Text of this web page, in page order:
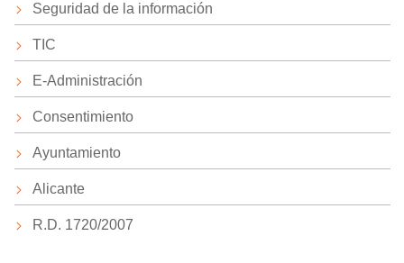
Seguridad de la información
TIC
E-Administración
Consentimiento
Ayuntamiento
Alicante
R.D. 1720/2007